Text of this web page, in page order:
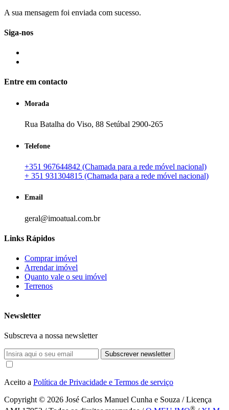
A sua mensagem foi enviada com sucesso.
Siga-nos
Entre em contacto
Morada
Rua Batalha do Viso, 88 Setúbal 2900-265
Telefone
+351 967644842 (Chamada para a rede móvel nacional)
+ 351 931304815 (Chamada para a rede móvel nacional)
Email
geral@imoatual.com.br
Links Rápidos
Comprar imóvel
Arrendar imóvel
Quanto vale o seu imóvel
Terrenos
Newsletter
Subscreva a nossa newsletter
Subscrever newsletter
Aceito a Política de Privacidade e Termos de serviço
Copyright © 2026 José Carlos Manuel Cunha e Souza / Licença
®